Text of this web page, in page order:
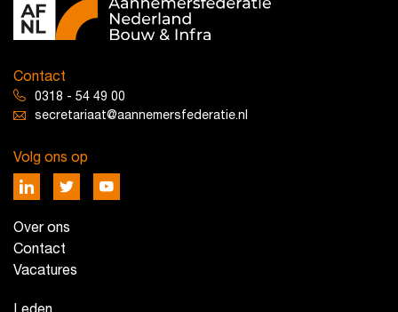
Contact
0318 - 54 49 00
secretariaat@aannemersfederatie.nl
Volg ons op
Over ons
Contact
Vacatures